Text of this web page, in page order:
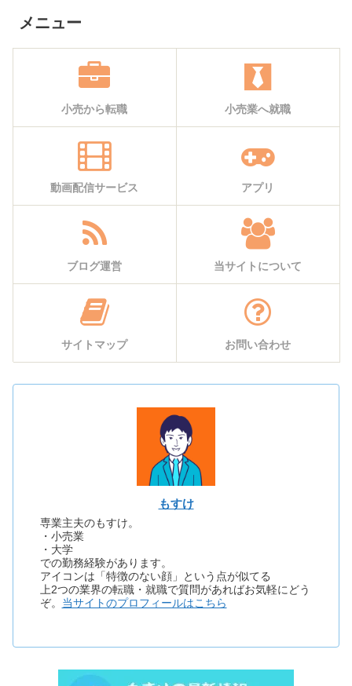
メニュー
小売から転職 小売業へ就職
動画配信サービス アプリ
ブログ運営 当サイトについて
サイトマップ お問い合わせ
もすけ
専業主夫のもすけ。
・小売業
・大学
での勤務経験があります。
アイコンは「特徴のない顔」という点が似てる
上2つの業界の転職・就職で質問があればお気軽にどう
ぞ。 当サイトのプロフィールはこちら